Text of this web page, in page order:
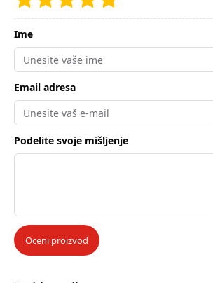
Ime
Email adresa
Podelite svoje mišljenje
Oceni proizvod